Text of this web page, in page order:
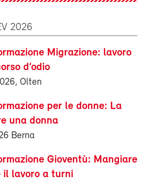
2026
Migrazione: lavoro
d’odio
Olten
per le donne: La
una donna
Berna
Gioventù: Mangiare
il lavoro a turni